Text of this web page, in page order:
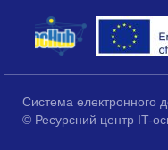
Система електронного
© Ресурсний центр IT-